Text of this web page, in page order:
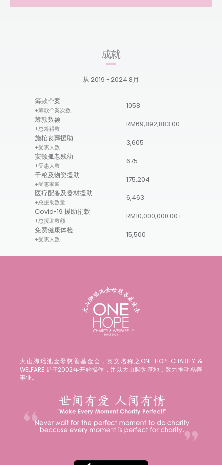
成就
从2019 - 2024 8月
筹款个案
+筹款个案次数
1058
筹款数额
+总筹得数
RM69,892,883.00
施棺丧葬援助
+受惠人数
3,605
安顿孤老残幼
+受惠人数
675
干粮及物资援助
+受惠家庭
175,204
医疗配备及器材援助
+总援助数量
6,463
Covid-19 援助捐款
+总援助数额
RM10,000,000.00+
免费健康体检
+受惠人数
15,500
大山脚瑶池金母慈善基金会，英文名称之ONE HOPE CHARITY &
WELFARE 是于2002年开始操作，并以大山脚为基地，致力推动慈善
事业。